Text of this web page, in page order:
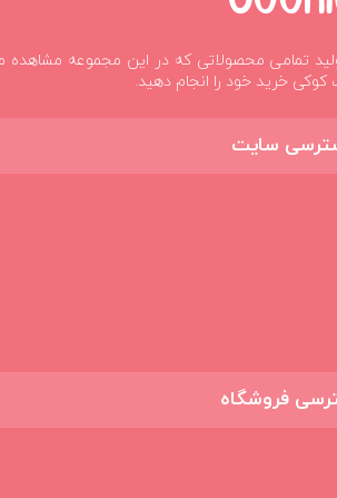
پولیشی از تابستان 1395 آغازکرده است. طراحی و تولید
خرید خود را انجام دهید.
سایت
فروشگاه